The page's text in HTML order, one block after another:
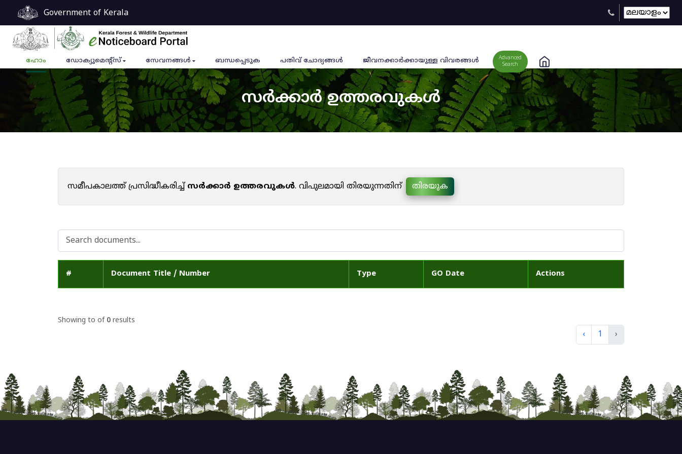
Government of Kerala
ഹോം ഡോക്യുമെൻ്റ്സ് സേവനങ്ങൾ ബന്ധപ്പെടുക പതിവ് ചോദ്യങ്ങൾ ജീവനക്കാര്‍ക്കായുള്ള വിവരങ്ങള്‍
Advanced
Search
സർക്കാർ ഉത്തരവുകൾ
സമീപകാലത്ത് പ്രസിദ്ധീകരിച്ച്സർക്കാർ ഉത്തരവുകൾ. വിപുലമായി തിരയുന്നതിന് തിരയുക
# Document Title / Number Type GO Date Actions
Showing to of 0 results
‹ 1 ›